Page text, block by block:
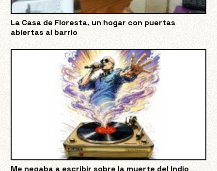
La Casa de Floresta, un hogar con puertas
abiertas al barrio
Me negaba a escribir sobre la muerte del Indio